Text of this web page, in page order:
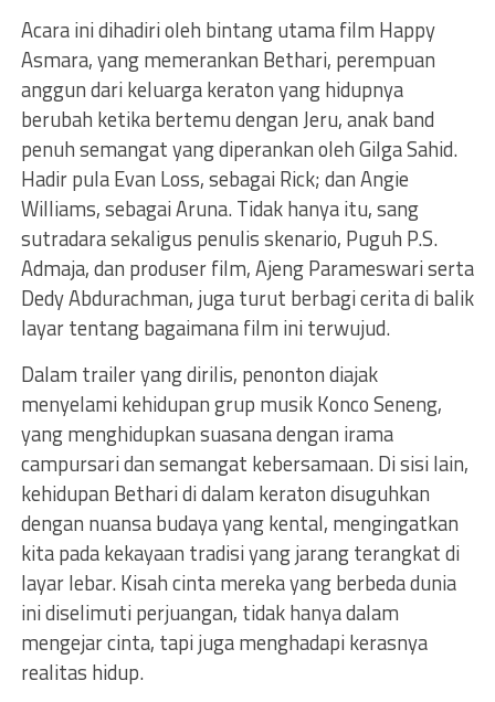
Acara ini dihadiri oleh bintang utama film Happy
Asmara, yang memerankan Bethari, perempuan
anggun dari keluarga keraton yang hidupnya
berubah ketika bertemu dengan Jeru, anak band
penuh semangat yang diperankan oleh Gilga Sahid.
Hadir pula Evan Loss, sebagai Rick; dan Angie
Williams, sebagai Aruna. Tidak hanya itu, sang
sutradara sekaligus penulis skenario, Puguh P.S.
Admaja, dan produser film, Ajeng Parameswari serta
Dedy Abdurachman, juga turut berbagi cerita di balik
layar tentang bagaimana film ini terwujud.
Dalam trailer yang dirilis, penonton diajak
menyelami kehidupan grup musik Konco Seneng,
yang menghidupkan suasana dengan irama
campursari dan semangat kebersamaan. Di sisi lain,
kehidupan Bethari di dalam keraton disuguhkan
dengan nuansa budaya yang kental, mengingatkan
kita pada kekayaan tradisi yang jarang terangkat di
layar lebar. Kisah cinta mereka yang berbeda dunia
ini diselimuti perjuangan, tidak hanya dalam
mengejar cinta, tapi juga menghadapi kerasnya
realitas hidup.